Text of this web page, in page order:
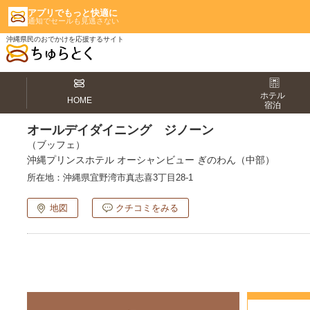
アプリでもっと快適に
通知でセールも見逃さない
沖縄県民のおでかけを応援するサイト
HOME
ホテル
宿泊
オールデイダイニング ジノーン
（ブッフェ）
沖縄プリンスホテル オーシャンビュー ぎのわん（中部）
所在地： 沖縄県宜野湾市真志喜3丁目28-1
地図 クチコミをみる